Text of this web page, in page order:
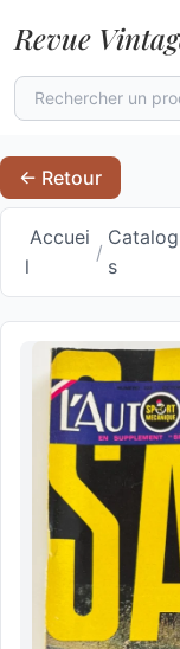
Revue
← Retour
Accuei
l
/
s